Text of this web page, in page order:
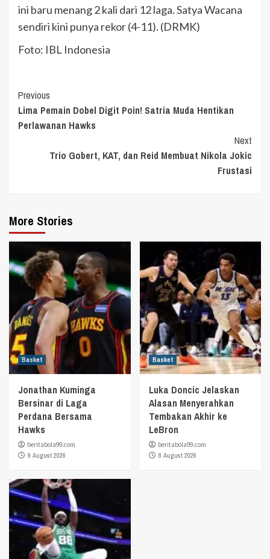
ini baru menang 2 kali dari 12 laga. Satya Wacana
sendiri kini punya rekor (4-11). (DRMK)
Foto: IBL Indonesia
Continue
Reading
Previous
Lima Pemain Dobel Digit Poin! Satria Muda Hentikan
Perlawanan Hawks
Next
Trio Gobert, KAT, dan Reid Membuat Nikola Jokic
Frustasi
More Stories
Basket
Jonathan Kuminga
Bersinar di Laga
Perdana Bersama
Hawks
beritabola99.com
9 August 2026
Basket
Luka Doncic Jelaskan
Alasan Menyerahkan
Tembakan Akhir ke
LeBron
beritabola99.com
8 August 2026